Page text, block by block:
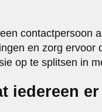
contactpersoon
en zorg
op te splitsen in
iedereen